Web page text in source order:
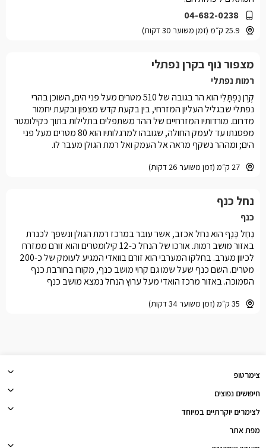
04-682-0238
25.9 ק״מ (זמן משוער 30 דקות)
מצפור נוף בקרן נפתלי
רמות נפתלי
27 ק״מ (זמן משוער 26 דקות)
קֶרֶן נַפְתָּלִי הוא הר בגובה של 510 מטרים מעל פני הים, השוכן בהרי
נפתלי שבגליל העליון המזרחי, בין בקעת קדש מצפון ובקעת יחמור
מדרום. מורדותיו המזרחיים של ההר משתפלים בתלילות בתוך כקילומטר
מפסגתו עד לעמק החולה, שגובהו למרגלותיו הוא 80 מטרים מעל פני
הים; ומההר נשקף מראה אל העמק ואל רמת הגולן מעבר לו.
נחל כנף
כנף
35 ק״מ (זמן משוער 34 דקות)
נַחַל כָּנָף הוא נחל אכזב, אשר עובר במרכז רמת הגולן ונשפך לכנרת
באזור מושב רמות. אורכו של הנחל כ-12 קילומטרים והוא זורם ממזרח
לכיוון מערב. בחלקו המערבי הוא זורם בוואדי המגיע לעומק של כ-200
מטרים. השם כנף שעל שמו גם קרוי מושב כנף, מקורו בחורבת כנף
הסמוכה. באזור מרכז הואדי מעל ערוץ הנחל נמצא מושב כנף
צימרטופ
חיפושים נפוצים
לצימרים יוקרתיים במיוחד
מפת אתר